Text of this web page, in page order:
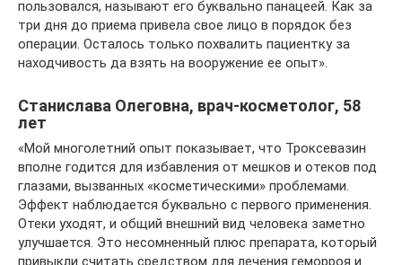
пользовался, называют его буквально панацеей. Как за
три дня до приема привела свое лицо в порядок без
операции. Осталось только похвалить пациентку за
находчивость да взять на вооружение ее опыт».
Станислава Олеговна, врач-косметолог, 58
лет
«Мой многолетний опыт показывает, что Троксевазин
вполне годится для избавления от мешков и отеков под
глазами, вызванных «косметическими» проблемами.
Эффект наблюдается буквально с первого применения.
Отеки уходят, и общий внешний вид человека заметно
улучшается. Это несомненный плюс препарата, который
привыкли считать средством для лечения геморроя и